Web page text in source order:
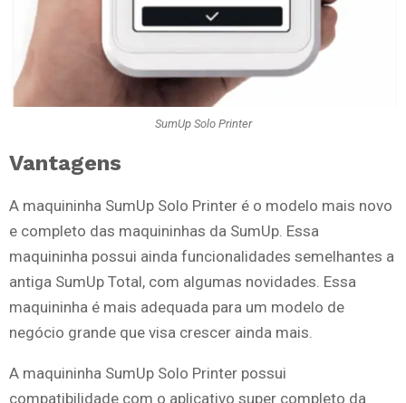
SumUp Solo Printer
Vantagens
A maquininha SumUp Solo Printer é o modelo mais novo
e completo das maquininhas da SumUp. Essa
maquininha possui ainda funcionalidades semelhantes a
antiga SumUp Total, com algumas novidades. Essa
maquininha é mais adequada para um modelo de
negócio grande que visa crescer ainda mais.
A maquininha SumUp Solo Printer possui
compatibilidade com o aplicativo super completo da